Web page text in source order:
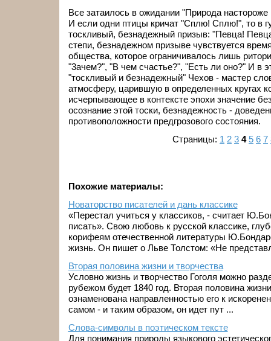
Все затаилось в ожидании "Природа
И если одни птицы кричат "Сплю! Сплю!", то в
тоскливый, безнадежный призыв: "Певца!
степи, безнадежном призыве чувствуется
общества, которое ограничивалось лишь
"3ачем?", "В чем счастье?", "Есть ли оно?" И в
"тоскливый и безнадежный" Чехов - мастер
атмосферу, царившую в определенных кругах
исчерпывающее в контексте эпохи значение
осознание этой тоски, безнадежность -
противоположности предгрозового состояния.
Страницы: 1 2 3 4 5 6 7
Похожие материалы:
Новаторство писателей и дань классике
«Перестал учиться у классиков, - считает
писать». Свою любовь к русской классике,
корифеям отечественной литературы
жизнь. Он пишет о Льве Толстом: «Не
Вторая половина жизни и творчества
Условно жизнь и творчество Гоголя можно
рубежом будет 1840 год. Вторая половина
ознаменована направленностью его к
самом - и таким образом, он идет пут ...
Слова-символы в поэтическом тексте
Для понимания природы языкового